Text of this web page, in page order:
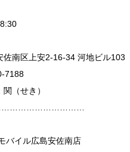
佐南区上安2-16-34 河地ビル103
7188
（せき）
バイル広島安佐南店